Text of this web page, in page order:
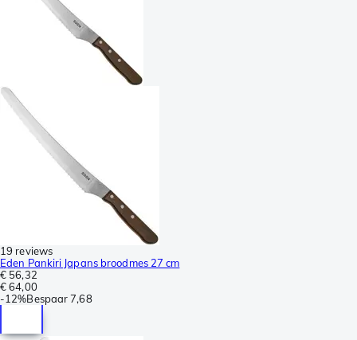
19 reviews
Eden Pankiri Japans broodmes 27 cm
€ 56,32
€ 64,00
-12%Bespaar 7,68